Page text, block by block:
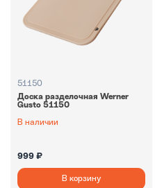
посуды
51150
Доска разделочная Werner
Gusto 51150
В наличии
999 ₽
В корзину